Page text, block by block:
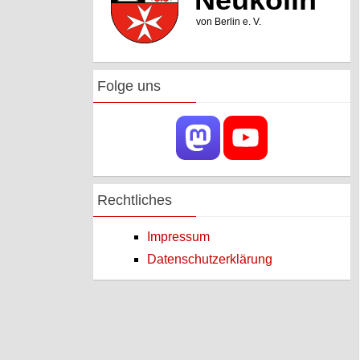
Folge uns
Rechtliches
Impressum
Datenschutzerklärung